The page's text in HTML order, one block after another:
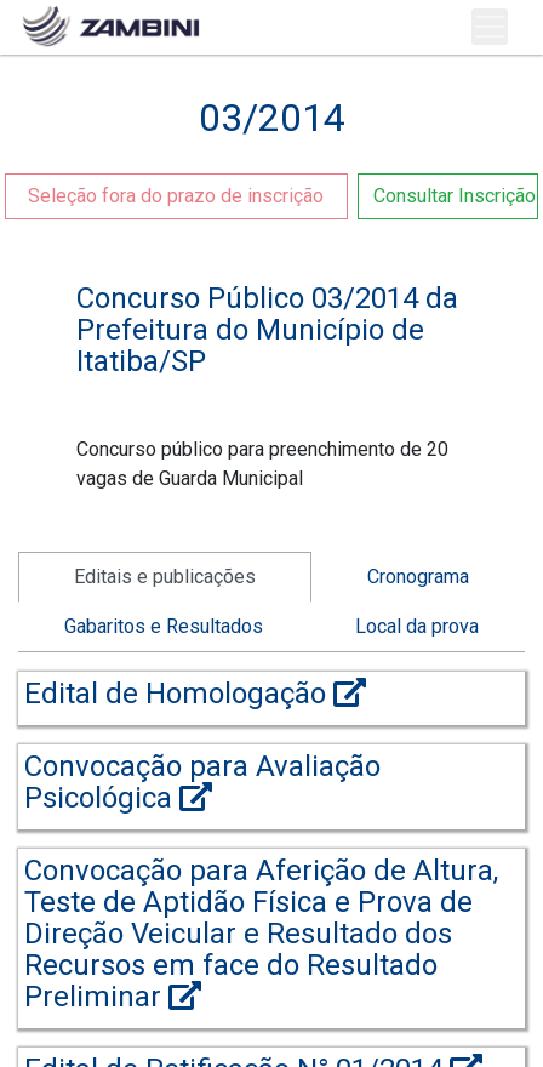
03/2014
Seleção fora do prazo de inscrição Consultar Inscrição
Concurso Público 03/2014 da
Prefeitura do Município de
Itatiba/SP
Concurso público para preenchimento de 20
vagas de Guarda Municipal
Editais e publicações Cronograma
Gabaritos e Resultados Local da prova
Edital de Homologação
Convocação para Avaliação
Psicológica
Convocação para Aferição de Altura,
Teste de Aptidão Física e Prova de
Direção Veicular e Resultado dos
Recursos em face do Resultado
Preliminar